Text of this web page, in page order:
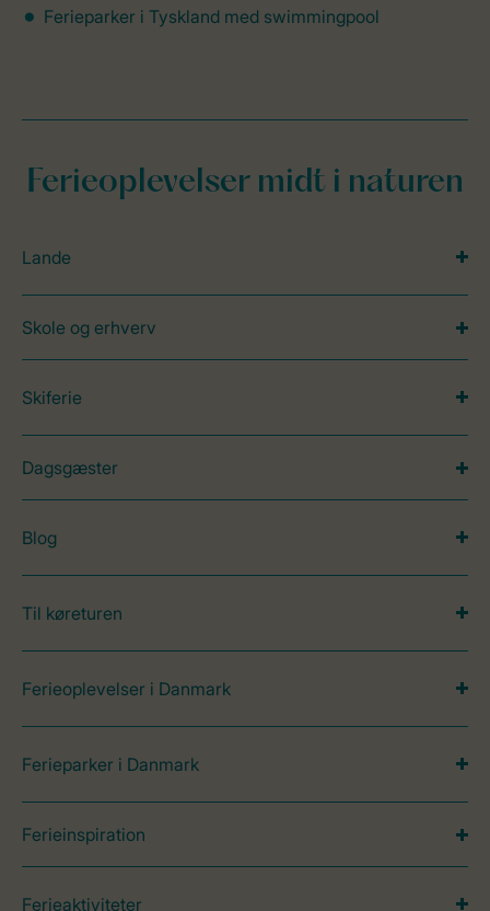
Ferieparker i Tyskland med swimmingpool
Ferieoplevelser midt i naturen
Lande
Skole og erhverv
Skiferie
Dagsgæster
Blog
Til køreturen
Ferieoplevelser i Danmark
Ferieparker i Danmark
Ferieinspiration
Ferieaktiviteter